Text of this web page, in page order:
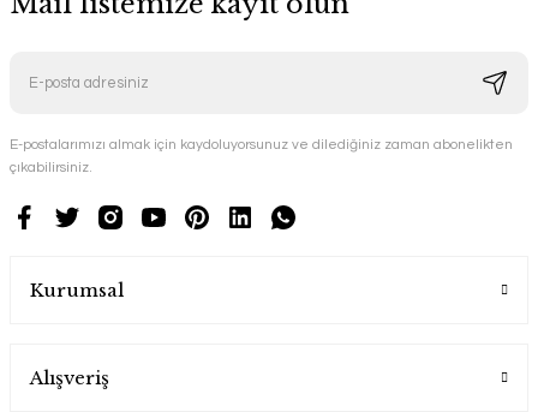
E-postalarımızı almak için kaydoluyorsunuz ve dilediğiniz zaman abonelikten
çıkabilirsiniz.
Kurumsal
Alışveriş